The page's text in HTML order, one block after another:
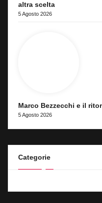
altra scelta
5 Agosto 2026
Marco Bezzecchi e il
5 Agosto 2026
Categorie